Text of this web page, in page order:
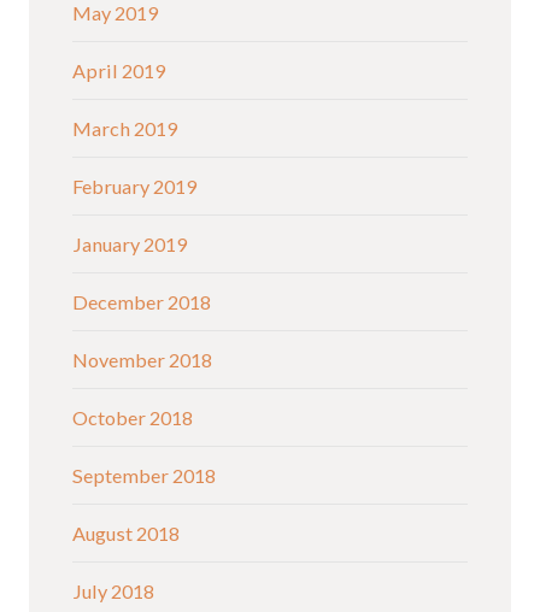
May 2019
April 2019
March 2019
February 2019
January 2019
December 2018
November 2018
October 2018
September 2018
August 2018
July 2018